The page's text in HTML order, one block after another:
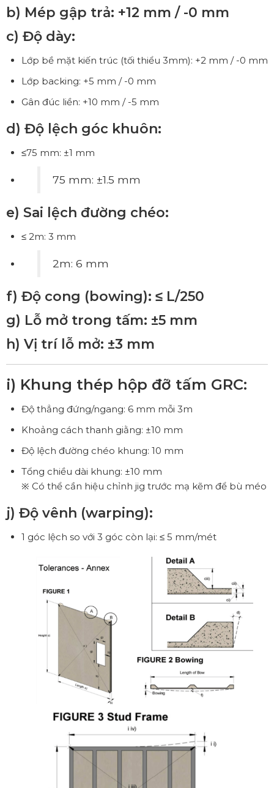
b) Mép gập trả: +12 mm / -0 mm
c) Độ dày:
Lớp bề mặt kiến trúc (tối thiểu 3mm): +2 mm / -0 mm
Lớp backing: +5 mm / -0 mm
Gân đúc liền: +10 mm / -5 mm
d) Độ lệch góc khuôn:
≤75 mm: ±1 mm
75 mm: ±1.5 mm
e) Sai lệch đường chéo:
≤ 2m: 3 mm
2m: 6 mm
f) Độ cong (bowing): ≤ L/250
g) Lỗ mở trong tấm: ±5 mm
h) Vị trí lỗ mở: ±3 mm
i) Khung thép hộp đỡ tấm GRC:
Độ thẳng đứng/ngang: 6 mm mỗi 3m
Khoảng cách thanh giằng: ±10 mm
Độ lệch đường chéo khung: 10 mm
Tổng chiều dài khung: ±10 mm
※ Có thể cần hiệu chỉnh jig trước mạ kẽm để bù méo
j) Độ vênh (warping):
1 góc lệch so với 3 góc còn lại: ≤ 5 mm/mét